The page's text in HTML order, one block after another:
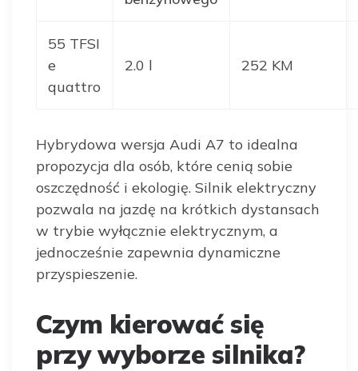
55 TFSI
e
quattro
2.0 l 252 KM
Hybrydowa wersja Audi A7 to idealna
propozycja dla osób, które cenią sobie
oszczędność i ekologię. Silnik elektryczny
pozwala na jazdę na krótkich dystansach
w trybie wyłącznie elektrycznym, a
jednocześnie zapewnia dynamiczne
przyspieszenie.
Czym kierować się
przy wyborze silnika?